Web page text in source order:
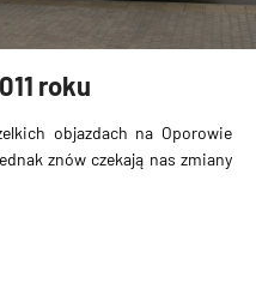
roku
objazdach na Oporowie
znów czekają nas zmiany